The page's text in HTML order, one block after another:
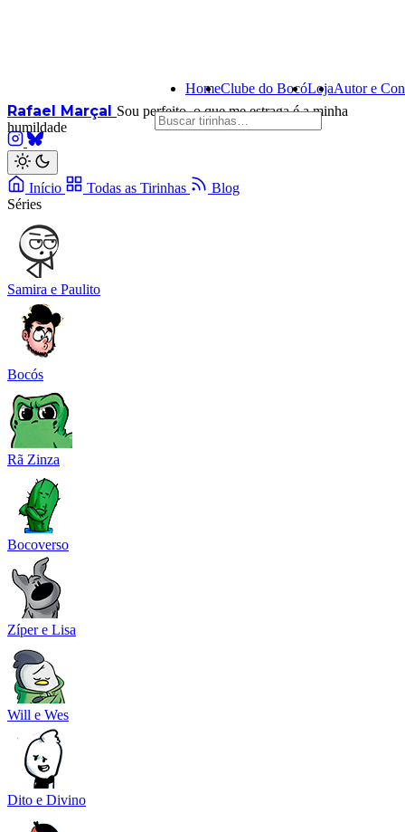
Rafael Marçal Sou perfeito, o que me estraga é a minha
humildade
HomeClube do BocóLojaAutor e
Início Todas as Tirinhas
Blog
Séries
Samira e Paulito
Bocós
Rã Zinza
Bocoverso
Zíper e Lisa
Will e Wes
Dito e Divino